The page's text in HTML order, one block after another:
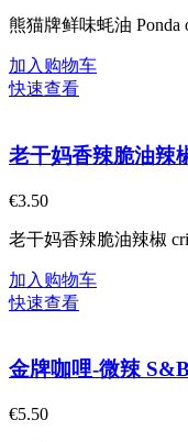
熊猫牌鲜味蚝油 Ponda
加入购物车
快速查看
老干妈香辣脆油辣
€3.50
老干妈香辣脆油辣椒
加入购物车
快速查看
金牌咖哩-微辣
€5.50